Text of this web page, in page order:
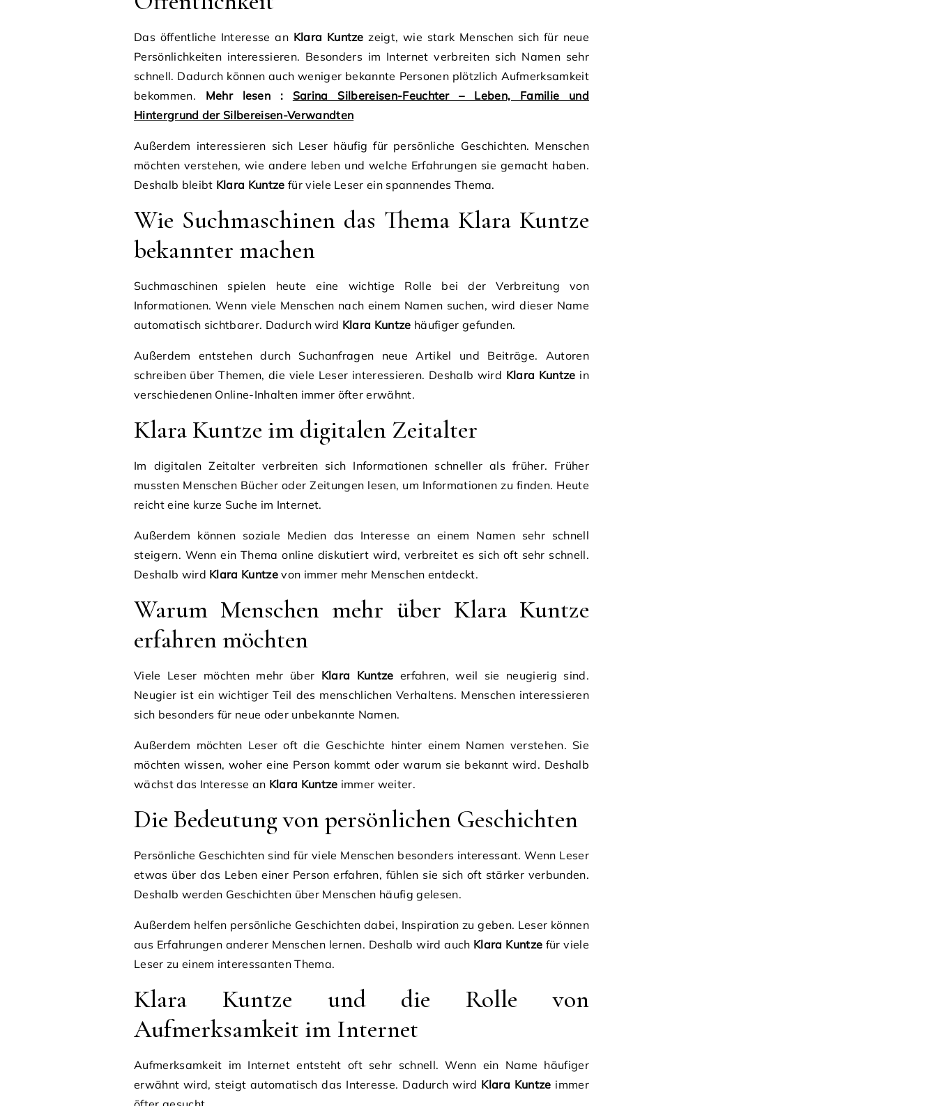
Das öffentliche Interesse an Klara Kuntze zeigt, wie stark Menschen sich für neue
Persönlichkeiten interessieren. Besonders im Internet verbreiten sich Namen sehr
schnell. Dadurch können auch weniger bekannte Personen plötzlich Aufmerksamkeit
bekommen. Mehr lesen : Sarina Silbereisen-Feuchter – Leben, Familie und
Hintergrund der Silbereisen-Verwandten
Außerdem interessieren sich Leser häufig für persönliche Geschichten. Menschen
möchten verstehen, wie andere leben und welche Erfahrungen sie gemacht haben.
Deshalb bleibt Klara Kuntze für viele Leser ein spannendes Thema.
Wie Suchmaschinen das Thema Klara Kuntze
bekannter machen
Suchmaschinen spielen heute eine wichtige Rolle bei der Verbreitung von
Informationen. Wenn viele Menschen nach einem Namen suchen, wird dieser Name
automatisch sichtbarer. Dadurch wird Klara Kuntze häufiger gefunden.
Außerdem entstehen durch Suchanfragen neue Artikel und Beiträge. Autoren
schreiben über Themen, die viele Leser interessieren. Deshalb wird Klara Kuntze in
verschiedenen Online-Inhalten immer öfter erwähnt.
Klara Kuntze im digitalen Zeitalter
Im digitalen Zeitalter verbreiten sich Informationen schneller als früher. Früher
mussten Menschen Bücher oder Zeitungen lesen, um Informationen zu finden. Heute
reicht eine kurze Suche im Internet.
Außerdem können soziale Medien das Interesse an einem Namen sehr schnell
steigern. Wenn ein Thema online diskutiert wird, verbreitet es sich oft sehr schnell.
Deshalb wird Klara Kuntze von immer mehr Menschen entdeckt.
Warum Menschen mehr über Klara Kuntze
erfahren möchten
Viele Leser möchten mehr über Klara Kuntze erfahren, weil sie neugierig sind.
Neugier ist ein wichtiger Teil des menschlichen Verhaltens. Menschen interessieren
sich besonders für neue oder unbekannte Namen.
Außerdem möchten Leser oft die Geschichte hinter einem Namen verstehen. Sie
möchten wissen, woher eine Person kommt oder warum sie bekannt wird. Deshalb
wächst das Interesse an Klara Kuntze immer weiter.
Die Bedeutung von persönlichen Geschichten
Persönliche Geschichten sind für viele Menschen besonders interessant. Wenn Leser
etwas über das Leben einer Person erfahren, fühlen sie sich oft stärker verbunden.
Deshalb werden Geschichten über Menschen häufig gelesen.
Außerdem helfen persönliche Geschichten dabei, Inspiration zu geben. Leser können
aus Erfahrungen anderer Menschen lernen. Deshalb wird auch Klara Kuntze für viele
Leser zu einem interessanten Thema.
Klara Kuntze und die Rolle von
Aufmerksamkeit im Internet
Aufmerksamkeit im Internet entsteht oft sehr schnell. Wenn ein Name häufiger
erwähnt wird, steigt automatisch das Interesse. Dadurch wird Klara Kuntze immer